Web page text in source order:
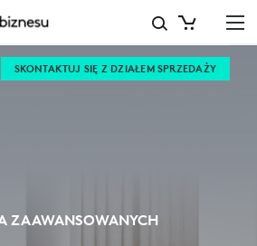
SKONTAKTUJ SIĘ Z DZIAŁEM SPRZEDAŻY
ZAAWANSOWANYCH